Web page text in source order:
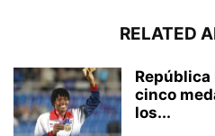
RELATED
cinco
los...